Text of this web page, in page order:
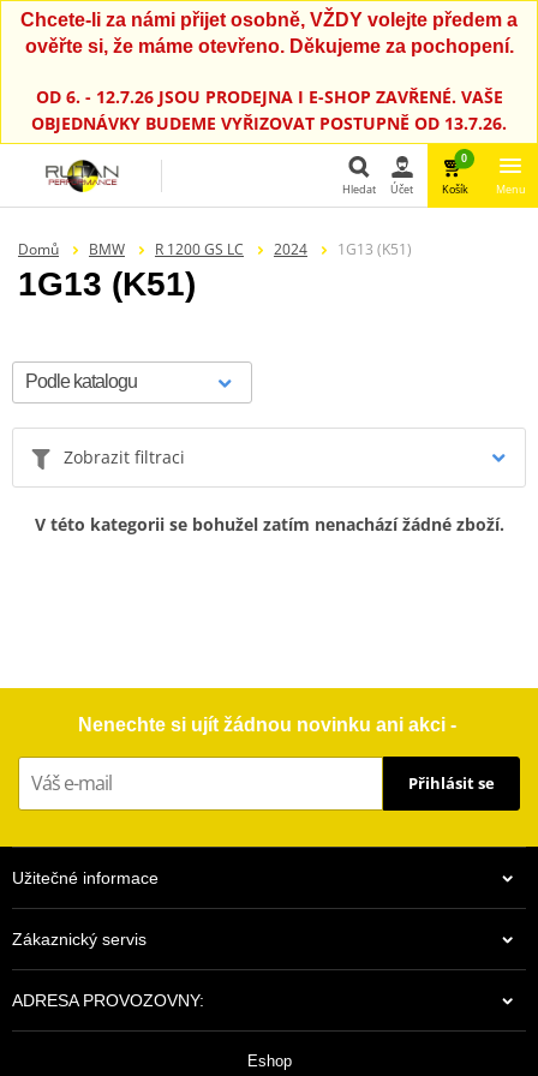
Chcete-li za námi přijet osobně, VŽDY volejte předem a
ověřte si, že máme otevřeno. Děkujeme za pochopení.
OD 6. - 12.7.26 JSOU PRODEJNA I E-SHOP ZAVŘENÉ. VAŠE
OBJEDNÁVKY BUDEME VYŘIZOVAT POSTUPNĚ OD 13.7.26.
Hledat Účet
0
Košík Menu
Domů BMW R 1200 GS LC 2024 1G13 (K51)
1G13 (K51)
Zobrazit filtraci
V této kategorii se bohužel zatím nenachází žádné zboží.
Nenechte si ujít žádnou novinku ani akci -
Přihlásit se
Užitečné informace
Zákaznický servis
ADRESA PROVOZOVNY:
Eshop